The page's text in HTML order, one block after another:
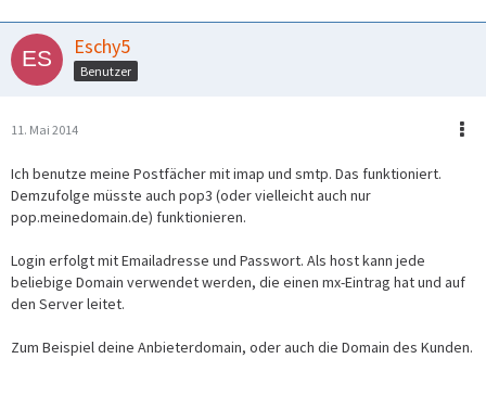
Eschy5
Benutzer
11. Mai 2014
Ich benutze meine Postfächer mit imap und smtp. Das funktioniert.
Demzufolge müsste auch pop3 (oder vielleicht auch nur
pop.meinedomain.de) funktionieren.
Login erfolgt mit Emailadresse und Passwort. Als host kann jede
beliebige Domain verwendet werden, die einen mx-Eintrag hat und auf
den Server leitet.
Zum Beispiel deine Anbieterdomain, oder auch die Domain des Kunden.